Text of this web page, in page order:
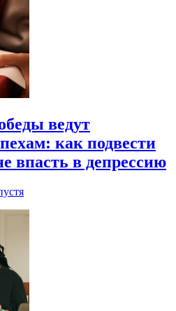
ведут
как подвести
впасть в депрессию